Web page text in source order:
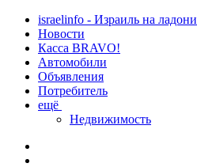
israelinfo - Израиль на ладони
Новости
Касса BRAVO!
Автомобили
Объявления
Потребитель
ещё
Недвижимость